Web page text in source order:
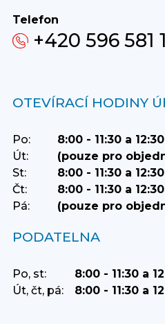
Telefon
+420 596 581
OTEVÍRACÍ HODINY
Po:
8:00 - 11:30 a
Út:
(pouze pro
St:
8:00 - 11:30 a
Čt:
8:00 - 11:30 a
Pá:
(pouze pro
PODATELNA
Po, st:
8:00 - 11:30 a
Út, čt, pá:
8:00 - 11:30 a